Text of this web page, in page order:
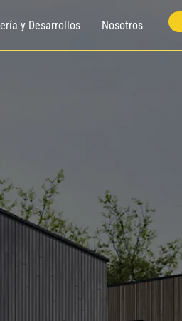
y Desarrollos Nosotros